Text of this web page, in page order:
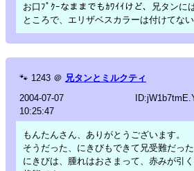
お口ﾌﾟｸｰなままでもｶﾜｲｲけど、兄タンに
ところで、エリザベスカラーは付けてない
🐾 1243 ＠ 兄タンとミルクティ
2004-07-07
10:25:47
もんたんさん、ありがとうございます。
そうだった、にきびもできて兄受難だった
にきびは、腫れはおさまって、赤みが引